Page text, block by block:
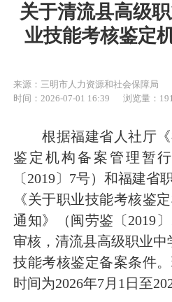
关于清流县高级
业技能考核鉴定
来源：三明市人力资源和社会保障局
时间：2026-07-01 16:39
浏览量：191
根据福建省人社厅《
鉴定机构备案管理暂
〔2019〕7号）和福建省
《关于职业技能考核鉴
通知》（闽劳鉴〔2019
审核，清流县高级职业
技能考核鉴定备案条件
时间为2026年7月1日至